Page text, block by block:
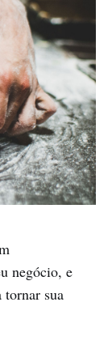
negócio, e
tornar sua